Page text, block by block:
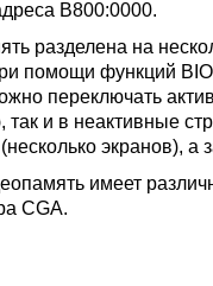
B800:0000.
разделена на
помощи функций
переключать
и в неактивные
экранов),
имеет
CGA.